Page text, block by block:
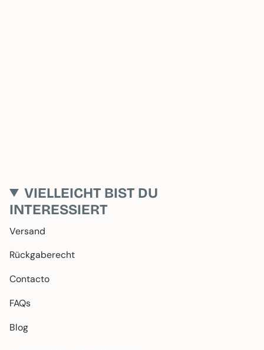
VIELLEICHT BIST DU
INTERESSIERT
Versand
Rückgaberecht
Contacto
FAQs
Blog